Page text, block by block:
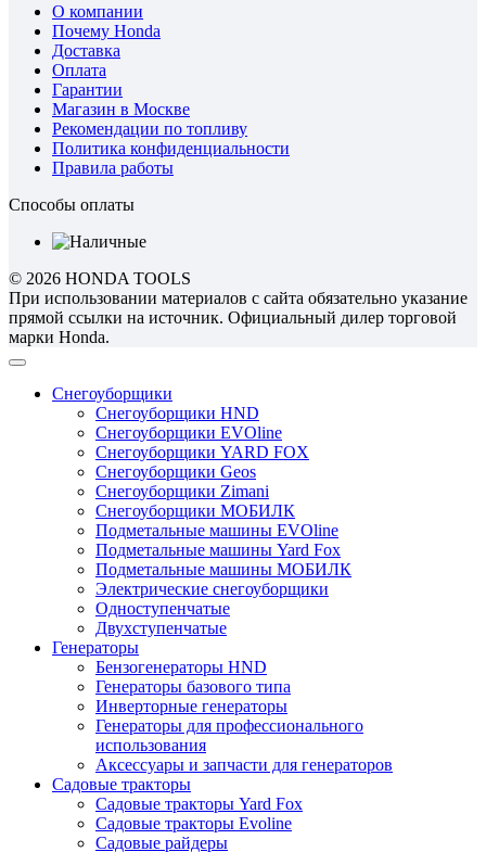
О компании
Почему Honda
Доставка
Оплата
Гарантии
Магазин в Москве
Рекомендации по топливу
Политика конфиденциальности
Правила работы
Способы оплаты
© 2026 HONDA TOOLS
При использовании материалов с сайта обязательно указание
прямой ссылки на источник. Официальный дилер торговой
марки Honda.
Снегоуборщики
Снегоуборщики HND
Снегоуборщики EVOline
Снегоуборщики YARD FOX
Снегоуборщики Geos
Снегоуборщики Zimani
Снегоуборщики МОБИЛК
Подметальные машины EVOline
Подметальные машины Yard Fox
Подметальные машины МОБИЛК
Электрические снегоуборщики
Одноступенчатые
Двухступенчатые
Генераторы
Бензогенераторы HND
Генераторы базового типа
Инверторные генераторы
Генераторы для профессионального
использования
Аксессуары и запчасти для генераторов
Садовые тракторы
Садовые тракторы Yard Fox
Садовые тракторы Evoline
Садовые райдеры